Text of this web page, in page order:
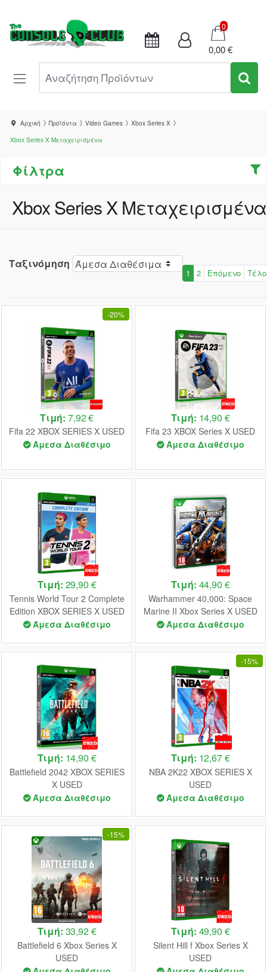
Καλάθι
0
0,00 €
Αρχική Προϊόντα Video Games
Xbox Series X
Xbox Series X Μεταχειρισμένα
Φίλτρα
Xbox Series X Μεταχειρισμένα
Ταξινόμηση
1 2 Επόμενο
-20%
Τιμή: 7,92 €
Fifa 22 XBOX SERIES X USED
Άμεσα Διαθέσιμο
Τιμή: 14,90 €
Fifa 23 XBOX Series X USED
Άμεσα Διαθέσιμο
Τιμή: 29,90 €
Tennis World Tour 2 Complete
Edition XBOX SERIES X USED
Άμεσα Διαθέσιμο
Τιμή: 44,90 €
Warhammer 40,000: Space
Marine II Xbox Series X USED
Άμεσα Διαθέσιμο
Τιμή: 14,90 €
Battlefield 2042 XBOX SERIES
X USED
Άμεσα Διαθέσιμο
-15%
Τιμή: 12,67 €
NBA 2K22 XBOX SERIES X
USED
Άμεσα Διαθέσιμο
-15%
Τιμή: 33,92 €
Battlefield 6 Xbox Series X
USED
Τιμή: 49,90 €
Silent Hill f Xbox Series X
USED